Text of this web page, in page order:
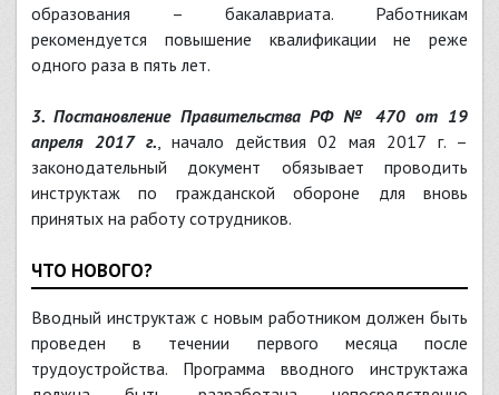
образования – бакалавриата. Работникам
рекомендуется повышение квалификации не реже
одного раза в пять лет.
3. Постановление Правительства РФ № 470 от 19
апреля 2017 г. , начало действия 02 мая 2017 г. –
законодательный документ обязывает проводить
инструктаж по гражданской обороне для вновь
принятых на работу сотрудников.
ЧТО НОВОГО?
Вводный инструктаж с новым работником должен быть
проведен в течении первого месяца после
трудоустройства. Программа вводного инструктажа